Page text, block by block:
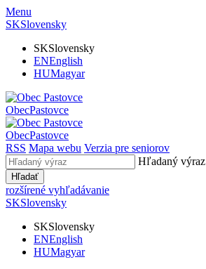
Menu
SKSlovensky
SKSlovensky
ENEnglish
HUMagyar
ObecPastovce
ObecPastovce
RSS Mapa webu Verzia pre seniorov
Hľadaný výraz
Hľadať
rozšírené vyhľadávanie
SKSlovensky
SKSlovensky
ENEnglish
HUMagyar